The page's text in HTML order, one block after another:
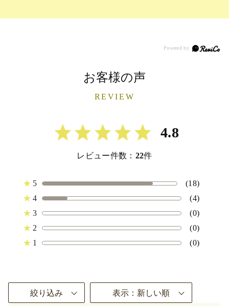
お客様の声
REVIEW
4.8
レビュー件数： 22件
★ 5
(18)
★ 4
(4)
★ 3
(0)
★ 2
(0)
★ 1 (0)
絞り込み 表示：新しい順